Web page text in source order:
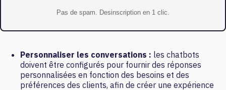
Pas de spam. Desinscription en 1 clic.
Personnaliser les conversations : les chatbots
doivent être configurés pour fournir des réponses
personnalisées en fonction des besoins et des
préférences des clients, afin de créer une expérience